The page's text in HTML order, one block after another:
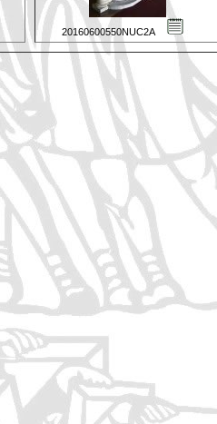
20160600550NUC2A